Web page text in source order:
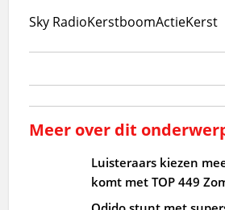
Sky RadioKerstboomActieKerst
Meer over dit
Luisteraars kiezen
komt met TOP 449